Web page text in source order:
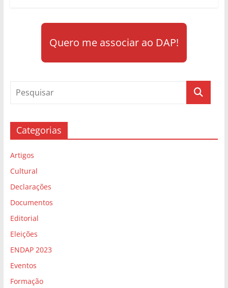
Quero me associar ao DAP!
Categorias
Artigos
Cultural
Declarações
Documentos
Editorial
Eleições
ENDAP 2023
Eventos
Formação